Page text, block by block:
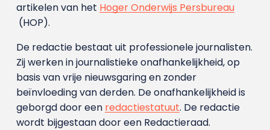
artikelen van het Hoger Onderwijs Persbureau
(HOP).
De redactie bestaat uit professionele journalisten.
Zij werken in journalistieke onafhankelijkheid, op
basis van vrije nieuwsgaring en zonder
beïnvloeding van derden. De onafhankelijkheid is
geborgd door een redactiestatuut. De redactie
wordt bijgestaan door een Redactieraad.